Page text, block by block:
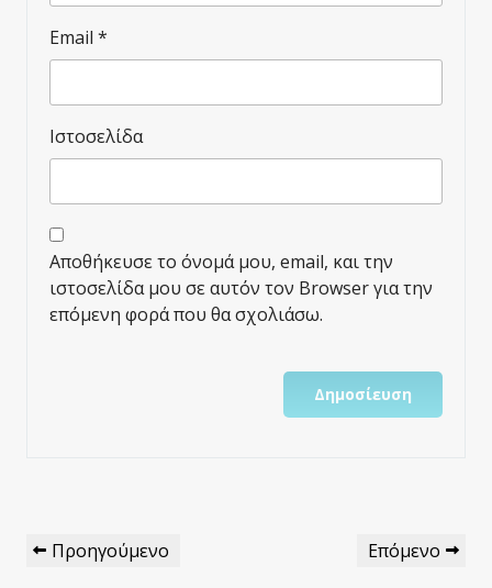
Email *
Ιστοσελίδα
Αποθήκευσε το όνομά μου, email, και την
ιστοσελίδα μου σε αυτόν τον Browser για την
επόμενη φορά που θα σχολιάσω.
Πλοήγηση
Άρθρων
Προηγούμενο
Προηγούμενο
Επόμενο
Επόμενο